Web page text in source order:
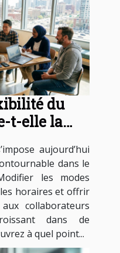
du
t-elle la
aujourd’hui
dans le
les modes
horaires et offrir
collaborateurs
dans de
à quel point...